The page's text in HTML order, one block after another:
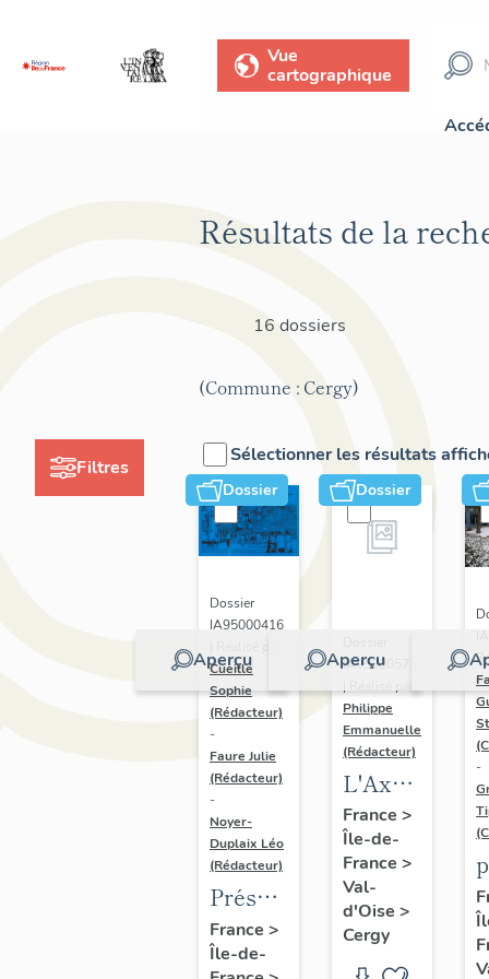
Vue
cartographique
Filtres
Résultats de la
16 dossiers
(Commune : Cergy)
Sélectionner les résultats
Dossier
Aperçu
Dossier
IA95000416
Cueille
Sophie
(Rédacteur)
-
Faure Julie
(Rédacteur)
-
Noyer-
Duplaix Léo
(Rédacteur)
Présentation
de
l'étude
France >
Île-de-
Dossier
Aperçu
IA95000573
Philippe
Emmanuelle
(Rédacteur)
L'Axe
Majeur
France >
Île-de-
France >
Val-
d'Oise >
Cergy
-